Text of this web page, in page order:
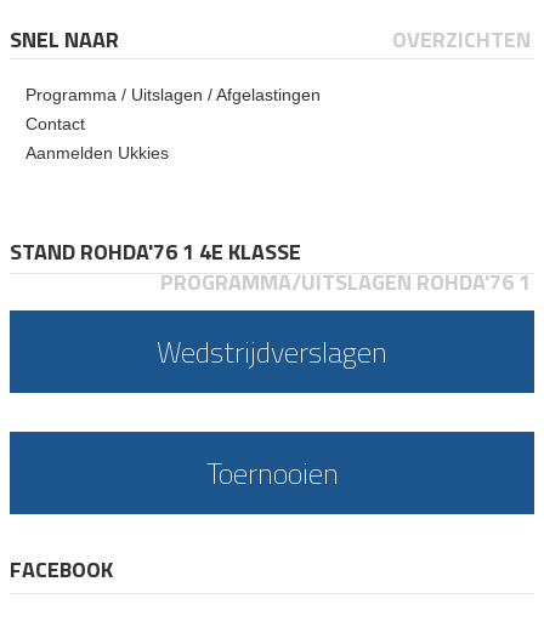
SNEL NAAR OVERZICHTEN
Programma / Uitslagen / Afgelastingen
Contact
Aanmelden Ukkies
STAND ROHDA'76 1 4E KLASSE
PROGRAMMA/UITSLAGEN ROHDA'76 1
Wedstrijdverslagen
Toernooien
FACEBOOK